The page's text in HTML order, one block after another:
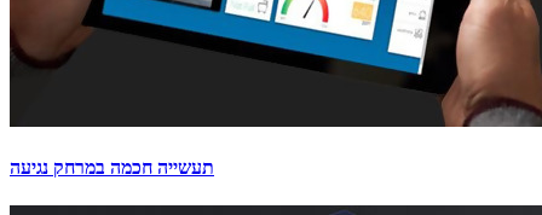
תעשייה חכמה במרחק נגיעה